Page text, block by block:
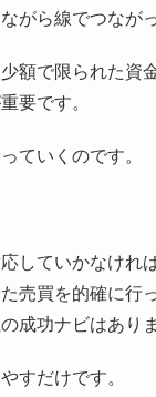
がら線でつなが
額で限られた資
要です。
ていくのです。
していかなけれ
売買を的確に行
成功ナビはありま
すだけです。